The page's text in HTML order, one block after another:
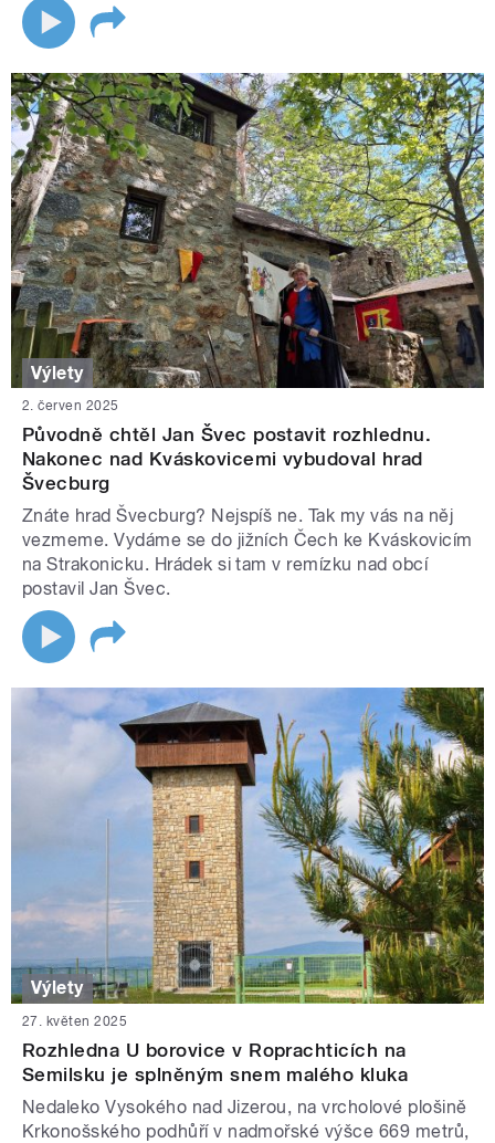
Výlety
2. červen 2025
Původně chtěl Jan Švec postavit rozhlednu.
Nakonec nad Kváskovicemi vybudoval hrad
Švecburg
Znáte hrad Švecburg? Nejspíš ne. Tak my vás na něj
vezmeme. Vydáme se do jižních Čech ke Kváskovicím
na Strakonicku. Hrádek si tam v remízku nad obcí
postavil Jan Švec.
Výlety
27. květen 2025
Rozhledna U borovice v Roprachticích na
Semilsku je splněným snem malého kluka
Nedaleko Vysokého nad Jizerou, na vrcholové plošině
Krkonošského podhůří v nadmořské výšce 669 metrů,